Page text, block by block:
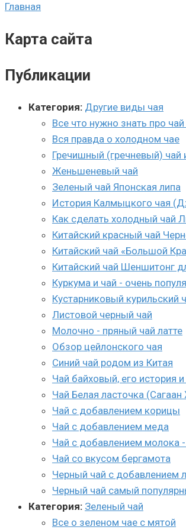
Главная
Карта сайта
Публикации
Категория: Другие виды чая
Все что нужно знать про
Вся правда о холодном чае
Гречишный (гречневый) чай
Женьшеневый чай
Зеленый чай Японская липа
История Калмыцкого чая
Как сделать холодный чай
Китайский красный чай
Китайский чай «Большой
Китайский чай Шеншитонг
Куркума и чай - очень
Кустарниковый курильский
Листовой черный чай
Молочно - пряный чай латте
Обзор цейлонского чая
Синий чай родом из Китая
Чай байховый, его история
Чай Белая ласточка
Чай с добавлением корицы
Чай с добавлением меда
Чай с добавлением молока -
Чай со вкусом бергамота
Черный чай с добавлением
Черный чай самый
Категория: Зеленый чай
Все о зеленом чае с мятой